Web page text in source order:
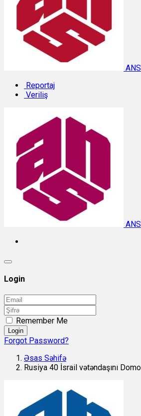
Reportaj
Veriliş
Login
Remember Me
Login
Forgot Password?
Əsas Səhifə
Rusiya 40 İsrail vətəndaşını